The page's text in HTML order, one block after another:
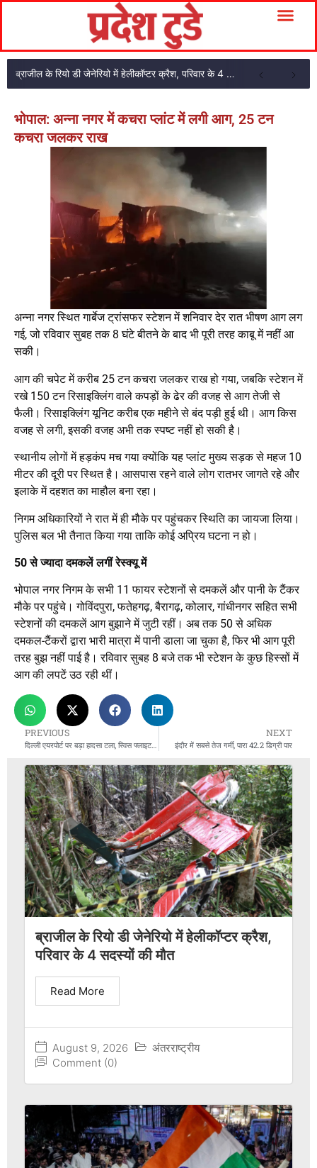
ब्राजील के रियो डी जेनेरियो में हेलीकॉप्टर क्रैश, परिवार के 4 सदस्यों की मौत
भोपाल: अन्ना नगर में कचरा प्लांट में लगी आग, 25 टन
कचरा जलकर राख
अन्ना नगर स्थित गार्बेज ट्रांसफर स्टेशन में शनिवार देर रात भीषण आग लग
गई, जो रविवार सुबह तक 8 घंटे बीतने के बाद भी पूरी तरह काबू में नहीं आ
सकी।
आग की चपेट में करीब 25 टन कचरा जलकर राख हो गया, जबकि स्टेशन में
रखे 150 टन रिसाइक्लिंग वाले कपड़ों के ढेर की वजह से आग तेजी से
फैली। रिसाइक्लिंग यूनिट करीब एक महीने से बंद पड़ी हुई थी। आग किस
वजह से लगी, इसकी वजह अभी तक स्पष्ट नहीं हो सकी है।
स्थानीय लोगों में हड़कंप मच गया क्योंकि यह प्लांट मुख्य सड़क से महज 10
मीटर की दूरी पर स्थित है। आसपास रहने वाले लोग रातभर जागते रहे और
इलाके में दहशत का माहौल बना रहा।
निगम अधिकारियों ने रात में ही मौके पर पहुंचकर स्थिति का जायजा लिया।
पुलिस बल भी तैनात किया गया ताकि कोई अप्रिय घटना न हो।
50 से ज्यादा दमकलें लगीं रेस्क्यू में
भोपाल नगर निगम के सभी 11 फायर स्टेशनों से दमकलें और पानी के टैंकर
मौके पर पहुंचे। गोविंदपुरा, फतेहगढ़, बैरागढ़, कोलार, गांधीनगर सहित सभी
स्टेशनों की दमकलें आग बुझाने में जुटी रहीं। अब तक 50 से अधिक
दमकल-टैंकरों द्वारा भारी मात्रा में पानी डाला जा चुका है, फिर भी आग पूरी
तरह बुझ नहीं पाई है। रविवार सुबह 8 बजे तक भी स्टेशन के कुछ हिस्सों में
आग की लपटें उठ रही थीं।
PREVIOUS
दिल्ली एयरपोर्ट पर बड़ा हादसा टला, स्विस फ्लाइट का इंजन लगा आग
NEXT
इंदौर में सबसे तेज गर्मी, पारा 42.2 डिग्री पार
ब्राजील के रियो डी जेनेरियो में हेलीकॉप्टर क्रैश,
परिवार के 4 सदस्यों की मौत
August 9, 2026
अंतरराष्ट्रीय
Comment (0)
Read More